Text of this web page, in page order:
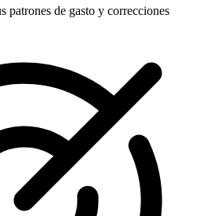
patrones de gasto y correcciones